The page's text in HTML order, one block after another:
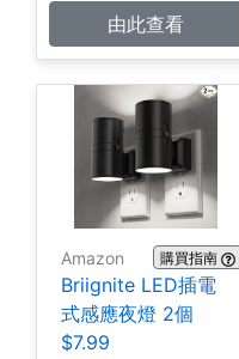
由此查看
Amazon 購買指南
Briignite LED插電
式感應夜燈 2個
$7.99